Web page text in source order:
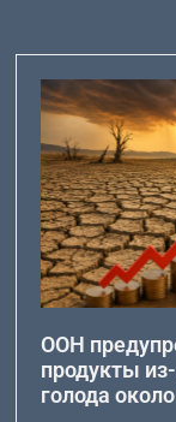
ООН
продукты
голода